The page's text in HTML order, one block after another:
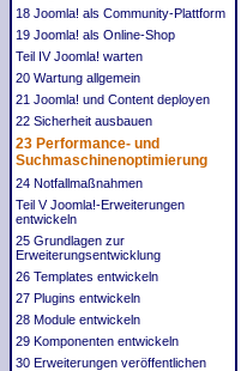
18 Joomla! als Community-Plattform
19 Joomla! als Online-Shop
Teil IV Joomla! warten
20 Wartung allgemein
21 Joomla! und Content deployen
22 Sicherheit ausbauen
23 Performance- und
Suchmaschinenoptimierung
24 Notfallmaßnahmen
Teil V Joomla!-Erweiterungen
entwickeln
25 Grundlagen zur
Erweiterungsentwicklung
26 Templates entwickeln
27 Plugins entwickeln
28 Module entwickeln
29 Komponenten entwickeln
30 Erweiterungen veröffentlichen